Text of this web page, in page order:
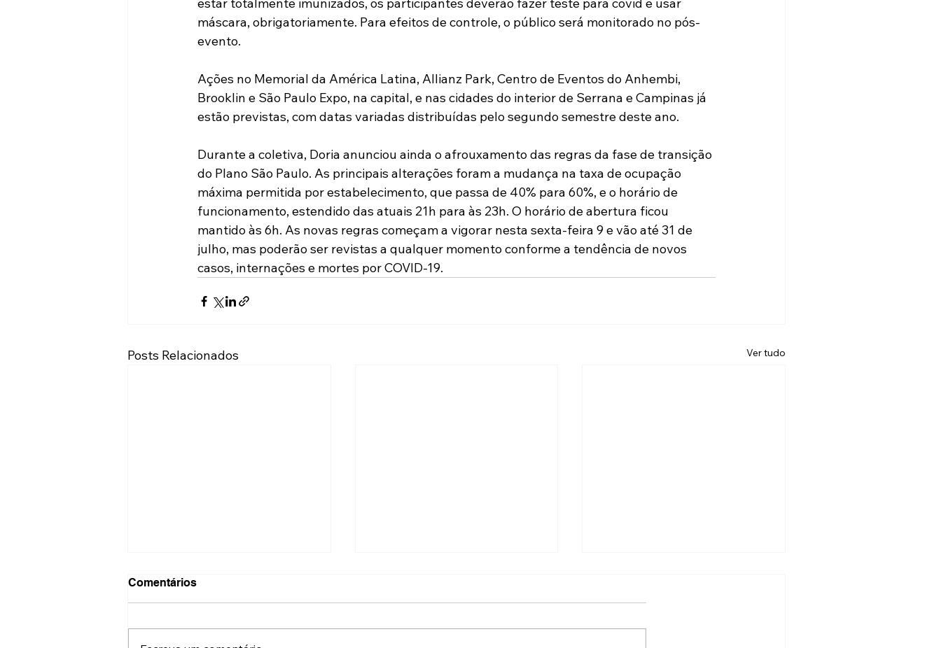
estar totalmente imunizados, os participantes deverão fazer teste para covid e usar
máscara, obrigatoriamente. Para efeitos de controle, o público será monitorado no pós-
evento.
Ações no Memorial da América Latina, Allianz Park, Centro de Eventos do Anhembi,
Brooklin e São Paulo Expo, na capital, e nas cidades do interior de Serrana e Campinas já
estão previstas, com datas variadas distribuídas pelo segundo semestre deste ano.
Durante a coletiva, Doria anunciou ainda o afrouxamento das regras da fase de transição
do Plano São Paulo. As principais alterações foram a mudança na taxa de ocupação
máxima permitida por estabelecimento, que passa de 40% para 60%, e o horário de
funcionamento, estendido das atuais 21h para às 23h. O horário de abertura ficou
mantido às 6h. As novas regras começam a vigorar nesta sexta-feira 9 e vão até 31 de
julho, mas poderão ser revistas a qualquer momento conforme a tendência de novos
casos, internações e mortes por COVID-19.
Posts Relacionados Ver tudo
Comentários